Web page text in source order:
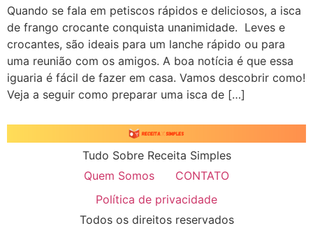
Quando se fala em petiscos rápidos e deliciosos, a isca
de frango crocante conquista unanimidade. Leves e
crocantes, são ideais para um lanche rápido ou para
uma reunião com os amigos. A boa notícia é que essa
iguaria é fácil de fazer em casa. Vamos descobrir como!
Veja a seguir como preparar uma isca de […]
Tudo Sobre Receita Simples
Quem Somos
CONTATO
Política de privacidade
Todos os direitos reservados